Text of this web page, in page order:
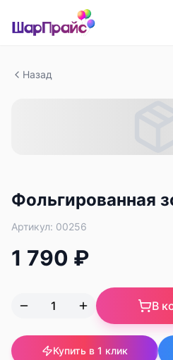
Назад
Фольгированная
Артикул: 00256
1 790 ₽
В
Купить в 1 клик